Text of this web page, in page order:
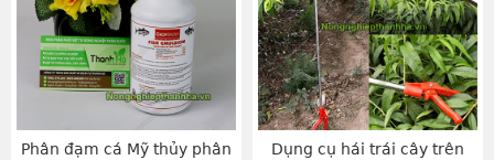
Phân đạm cá Mỹ thủy phân
Dụng cụ hái trái cây trên